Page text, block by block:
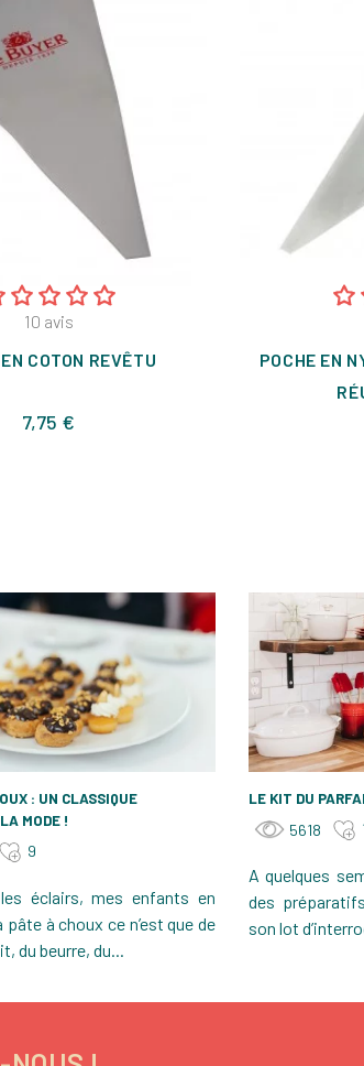
10 avis
COTON REVÊTU
7,75 €
POCHE EN
: UN CLASSIQUE
MODE !
9
éclairs, mes enfants en
à choux ce n’est que de
du beurre, du...
LE KIT DU
5618
A quelques
des
son lot